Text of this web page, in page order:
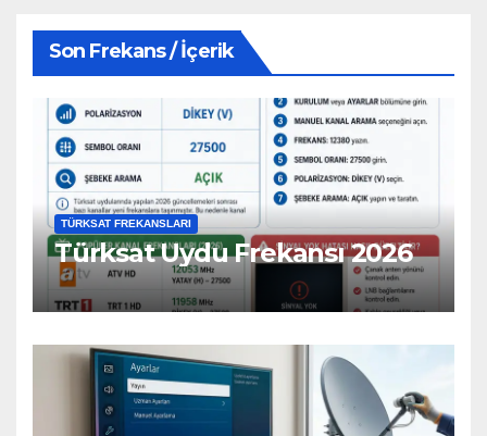
Son Frekans / İçerik
TÜRKSAT FREKANSLARI
Türksat Uydu Frekansı 2026